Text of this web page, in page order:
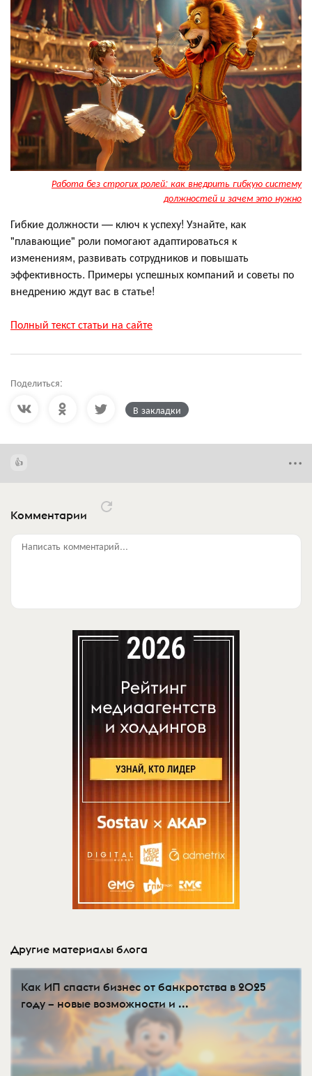
Работа без строгих ролей: как внедрить гибкую систему
должностей и зачем это нужно
Гибкие должности — ключ к успеху! Узнайте, как
"плавающие" роли помогают адаптироваться к
изменениям, развивать сотрудников и повышать
эффективность. Примеры успешных компаний и советы по
внедрению ждут вас в статье!
Полный текст статьи на сайте
Поделиться:
В закладки
Комментарии
Написать комментарий...
Другие материалы блога
Как ИП спасти бизнес от банкротства в 2025
году – новые возможности и ...